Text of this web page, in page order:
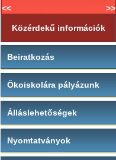
<< >>
Közérdekű információk
Beiratkozás
Ökoiskolára pályázunk
Álláslehetőségek
Nyomtatványok